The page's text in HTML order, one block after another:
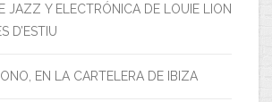
JAZZ Y ELECTRÓNICA DE LOUIE LION
D’ESTIU
EN LA CARTELERA DE IBIZA